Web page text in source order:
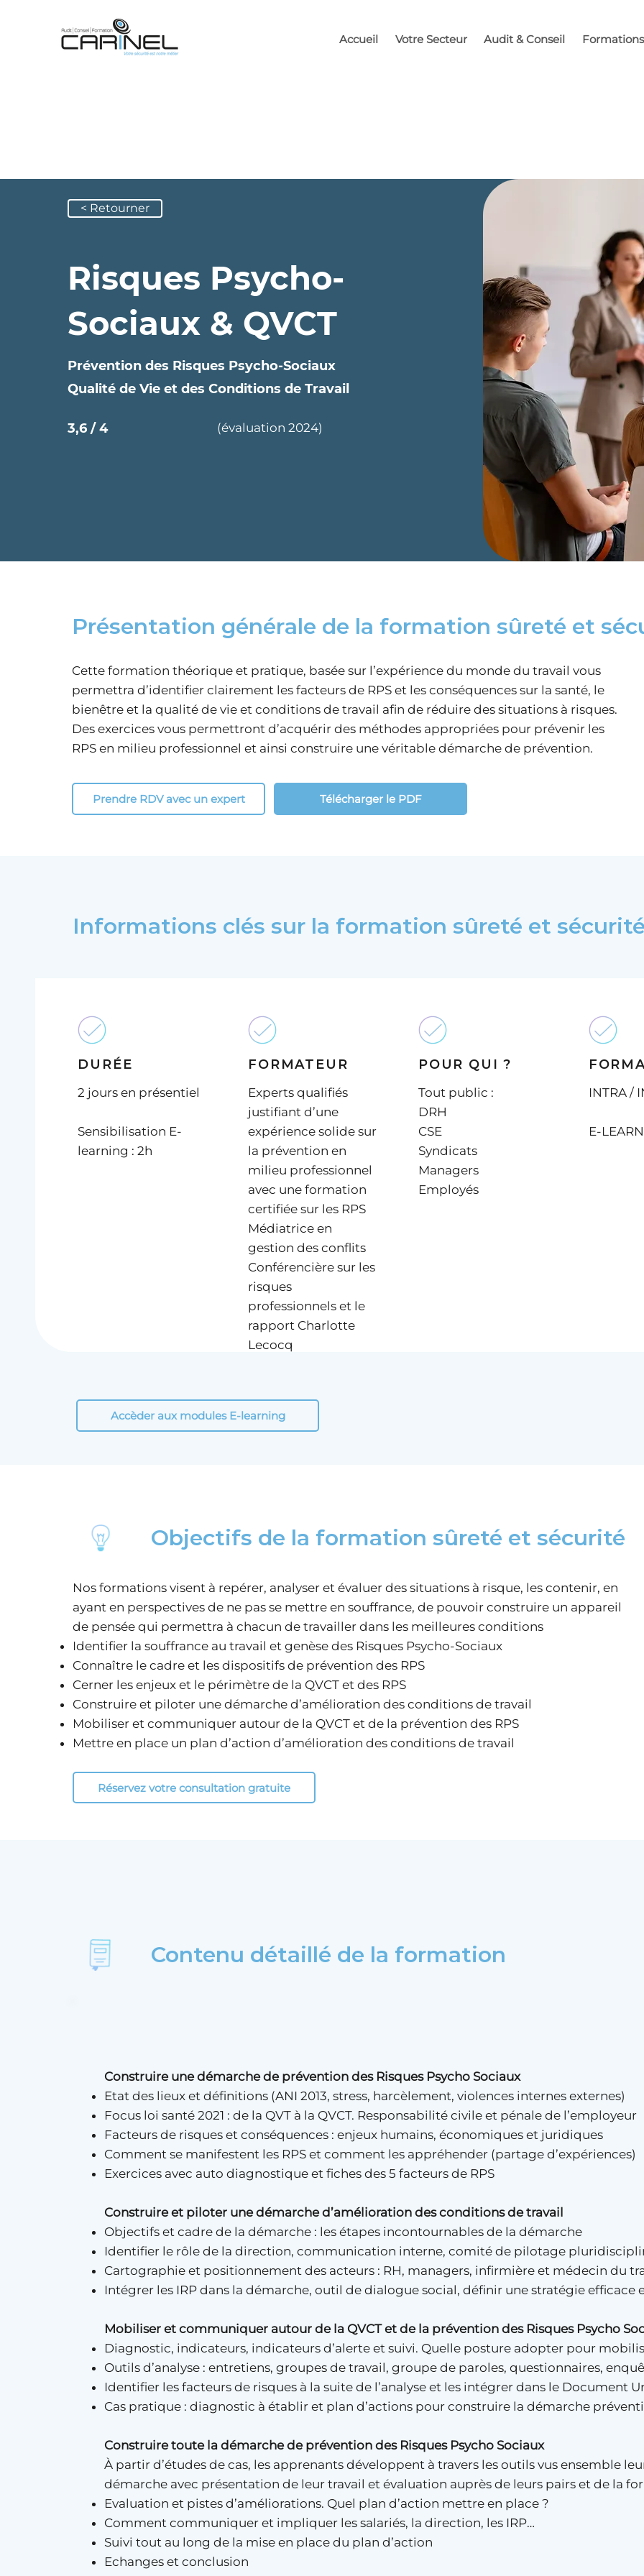
Accueil Votre Secteur Audit & Conseil Formations
< Retourner
Risques Psycho-
Sociaux & QVCT
Prévention des Risques Psycho-Sociaux
Qualité de Vie et des Conditions de Travail
3,6 / 4 (évaluation 2024)
Présentation générale de la formation sûreté et
Cette formation théorique et pratique, basée sur l’expérience du monde du travail vous
permettra d’identifier clairement les facteurs de RPS et les conséquences sur la santé, le
bienêtre et la qualité de vie et conditions de travail afin de réduire des situations à risques.
Des exercices vous permettront d’acquérir des méthodes appropriées pour prévenir les
RPS en milieu professionnel et ainsi construire une véritable démarche de prévention.
Prendre RDV avec un expert Télécharger le PDF
Informations clés sur la formation sûreté et
DURÉE
2 jours en présentiel
Sensibilisation E-
learning : 2h
FORMATEUR
Experts qualifiés
justifiant d’une
expérience solide sur
la prévention en
milieu professionnel
avec une formation
certifiée sur les RPS
Médiatrice en
gestion des conflits
Conférencière sur les
risques
professionnels et le
rapport Charlotte
Lecocq
POUR QUI ?
Tout public :
DRH
CSE
Syndicats
Managers
Employés
INTRA /
E-
Accèder aux modules E-learning
Objectifs de la formation sûreté et sécurité
Nos formations visent à repérer, analyser et évaluer des situations à risque, les contenir, en
ayant en perspectives de ne pas se mettre en souffrance, de pouvoir construire un appareil
de pensée qui permettra à chacun de travailler dans les meilleures conditions
Identifier la souffrance au travail et genèse des Risques Psycho-Sociaux
Connaître le cadre et les dispositifs de prévention des RPS
Cerner les enjeux et le périmètre de la QVCT et des RPS
Construire et piloter une démarche d’amélioration des conditions de travail
Mobiliser et communiquer autour de la QVCT et de la prévention des RPS
Mettre en place un plan d’action d’amélioration des conditions de travail
Réservez votre consultation gratuite
Contenu détaillé de la formation
Construire une démarche de prévention des Risques Psycho Sociaux
Etat des lieux et définitions (ANI 2013, stress, harcèlement, violences internes externes)
Focus loi santé 2021 : de la QVT à la QVCT. Responsabilité civile et pénale de l’employeur
Facteurs de risques et conséquences : enjeux humains, économiques et juridiques
Comment se manifestent les RPS et comment les appréhender (partage d’expériences)
Exercices avec auto diagnostique et fiches des 5 facteurs de RPS
Construire et piloter une démarche d’amélioration des conditions de travail
Objectifs et cadre de la démarche : les étapes incontournables de la démarche
Identifier le rôle de la direction, communication interne, comité de pilotage
Cartographie et positionnement des acteurs : RH, managers, infirmière et médecin du
Intégrer les IRP dans la démarche, outil de dialogue social, définir une stratégie efficace
Mobiliser et communiquer autour de la QVCT et de la prévention des Risques Psycho
Diagnostic, indicateurs, indicateurs d’alerte et suivi. Quelle posture adopter pour
Outils d’analyse : entretiens, groupes de travail, groupe de paroles, questionnaires,
Identifier les facteurs de risques à la suite de l’analyse et les intégrer dans le Document
Cas pratique : diagnostic à établir et plan d’actions pour construire la démarche
Construire toute la démarche de prévention des Risques Psycho Sociaux
À partir d’études de cas, les apprenants développent à travers les outils vus ensemble
démarche avec présentation de leur travail et évaluation auprès de leurs pairs et de la
Evaluation et pistes d’améliorations. Quel plan d’action mettre en place ?
Comment communiquer et impliquer les salariés, la direction, les IRP…
Suivi tout au long de la mise en place du plan d’action
Echanges et conclusion